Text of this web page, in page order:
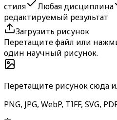
стиля
Любая дисциплина
редактируемый результат
Загрузить рисунок
Перетащите файл или
один научный рисунок.
Перетащите рисунок сюда
PNG, JPG, WebP, TIFF, SVG,